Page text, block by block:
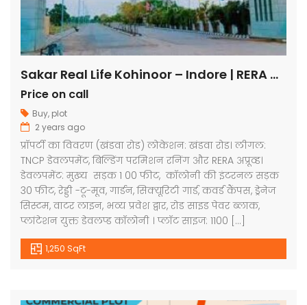
Sakar Real Life Kohinoor – Indore | RERA Approved Plots
Price on call
Buy, plot
2 years ago
प्रॉपर्टी का विवरण (खंडवा रोड) लोकेशन: खंडवा रोड। लीगल:
TNCP डेवलपमेंट, बिल्डिंग परमिशन रनिंग और RERA अप्रूव्ड।
डेवलपमेंट: मुख्य सड़क 1 00 फीट, कॉलोनी की इंटरनल सड़क
30 फीट, रेड्डी -टू-मूव, गार्डन, सिक्यूरिटी गार्ड, कवर्ड कैंपस, ड्रेनेज
सिस्टम, वाटर लाइन, भव्य प्रवेश द्वार, रोड साइड पेवर ब्लाक,
प्लांटेशन युक्त डेवलप्ड कॉलोनी । प्लॉट साइज: 1100 […]
1,250 SqFt